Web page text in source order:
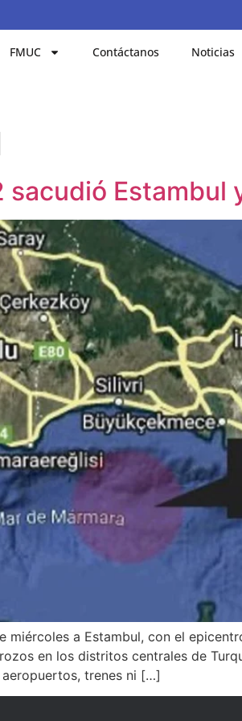
FMUC Contáctanos Noticias
Estambul
miércoles a Estambul, con el
en los distritos centrales de
trenes ni […]